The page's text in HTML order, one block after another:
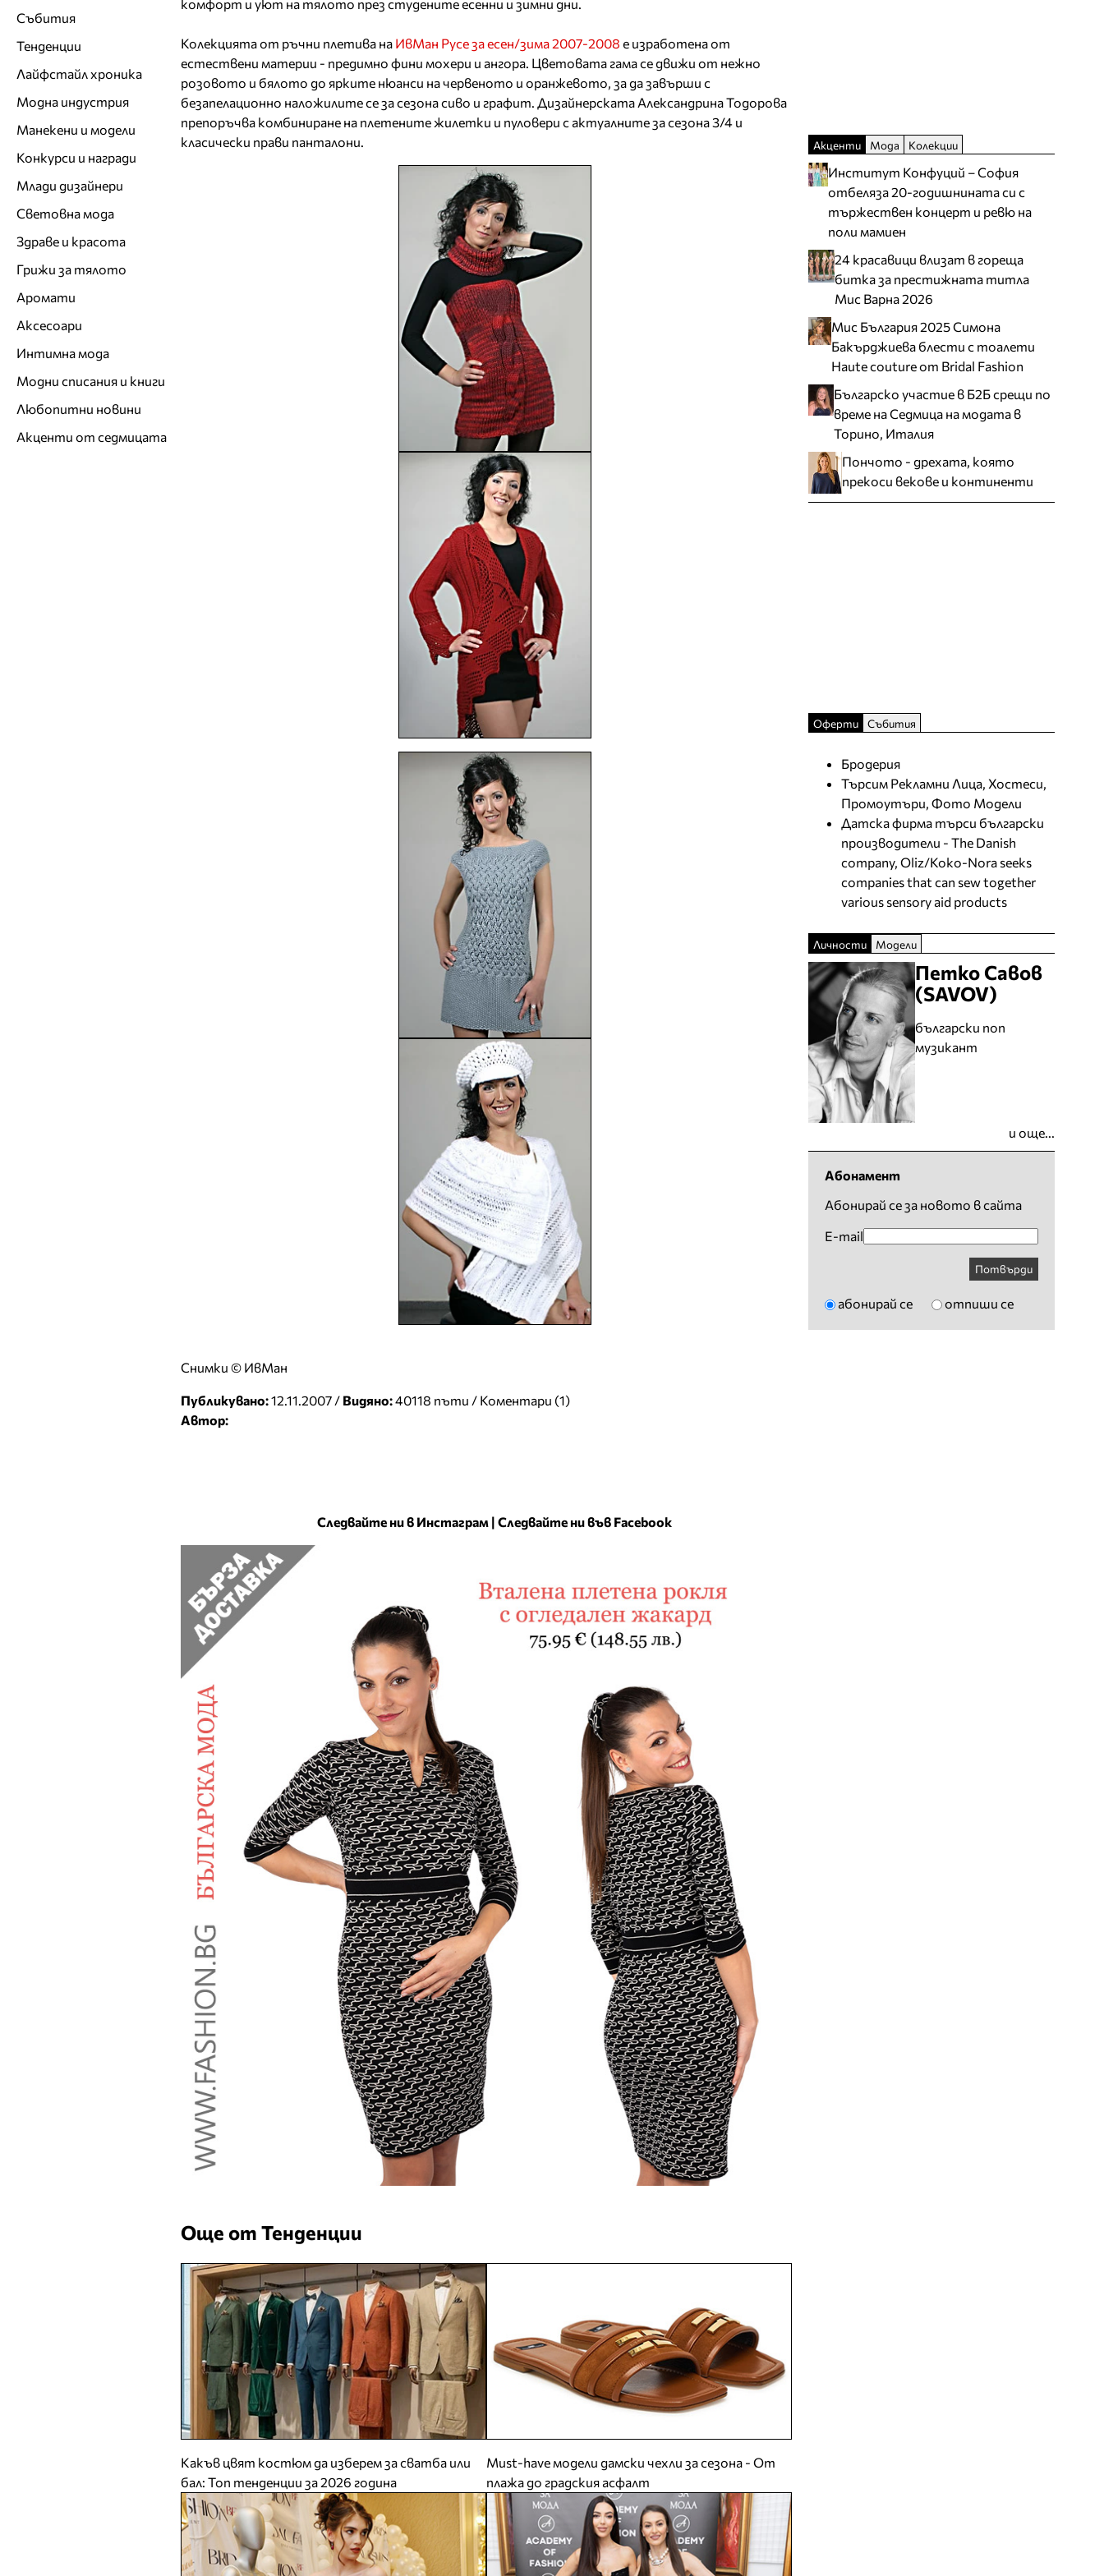
комфорт и уют на тялото през студените есенни и зимни дни.
Колекцията от ръчни плетива на ИвМан Русе за есен/зима 2007-2008 е изработена от
естествени материи - предимно фини мохери и ангора. Цветовата гама се движи от нежно
розовото и бялото до ярките нюанси на червеното и оранжевото, за да завърши с
безапелационно наложилите се за сезона сиво и графит. Дизайнерската Александрина Тодорова
препоръчва комбиниране на плетените жилетки и пуловери с актуалните за сезона 3/4 и
класически прави панталони.
Снимки © ИвМан
Публикувано:12.11.2007 / Видяно:40118 пъти / Коментари (1)
Автор:
Следвайте ни в Инстаграм | Следвайте ни във Facebook
Още от Тенденции
Какъв цвят костюм да изберем за сватба или
бал: Топ тенденции за 2026 година
Must-have модели дамски чехли за сезона - От
плажа до градския асфалт
Събития
Тенденции
Лайфстайл хроника
Модна индустрия
Манекени и модели
Конкурси и награди
Млади дизайнери
Световна мода
Здраве и красота
Грижи за тялото
Аромати
Аксесоари
Интимна мода
Модни списания и книги
Любопитни новини
Акценти от седмицата
Акценти Мода Колекции
Институт Конфуций – София
отбеляза 20-годишнината си с
тържествен концерт и ревю на
поли мамиен
24 красавици влизат в гореща
битка за престижната титла
Мис Варна 2026
Мис България 2025 Симона
Бакърджиева блести с тоалети
Haute couture от Bridal Fashion
Българско участие в Б2Б срещи по
време на Седмица на модата в
Торино, Италия
Пончото - дрехата, която
прекоси векове и континенти
Оферти Събития
Бродерия
Търсим Рекламни Лица, Хостеси,
Промоутъри, Фото Модели
Датска фирма търси български
производители - The Danish
company, Oliz/Koko-Nora seeks
companies that can sew together
various sensory aid products
Личности Модели
Петко Савов
(SAVOV)
български поп
музикант
и още...
Абонамент
Абонирай се за новото в сайта
E-mail
Потвърди
абонирай се отпиши се